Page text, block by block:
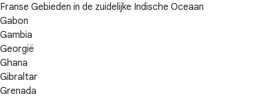
Franse Gebieden in de zuidelijke Indische Oceaan
Gabon
Gambia
Georgië
Ghana
Gibraltar
Grenada